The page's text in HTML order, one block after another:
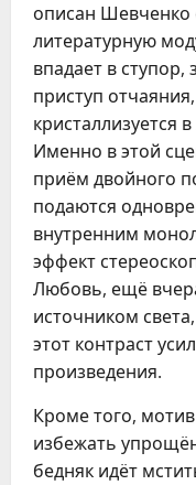
описан
литературную
впадает в
приступ
кристаллизуется
Именно в этой
приём двойного
подаются
внутренним
эффект
Любовь, ещё
источником
этот контраст
произведения.
Кроме того,
избежать
бедняк идёт